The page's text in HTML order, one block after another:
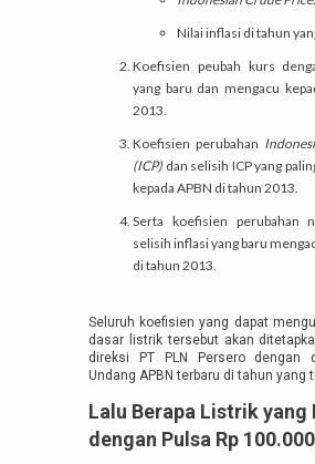
Nilai inflasi di tahun
Koefisien peubah kurs
yang baru dan mengacu
2013.
Koefisien perubahan
(ICP) dan selisih ICP yang
kepada APBN di tahun 2013.
Serta koefisien perubahan
selisih inflasi yang baru
di tahun 2013.
Seluruh koefisien yang dapat
dasar listrik tersebut akan
direksi PT PLN Persero dengan
Undang APBN terbaru di tahun yang
Lalu Berapa Listrik yang
dengan Pulsa Rp